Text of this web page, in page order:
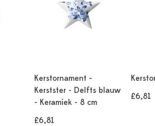
Kerstornament -
Kerstster - Delfts blauw
- Keramiek - 8 cm
£6,81
£6,81